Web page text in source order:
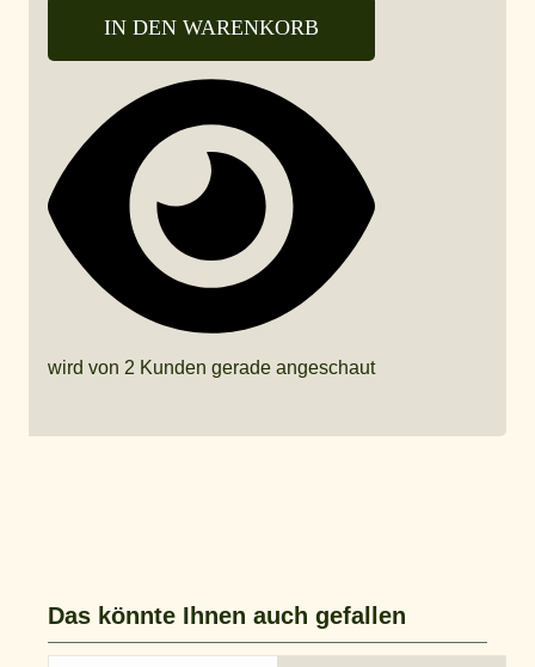
IN DEN WARENKORB
wird von 2 Kunden gerade angeschaut
Das könnte Ihnen auch gefallen